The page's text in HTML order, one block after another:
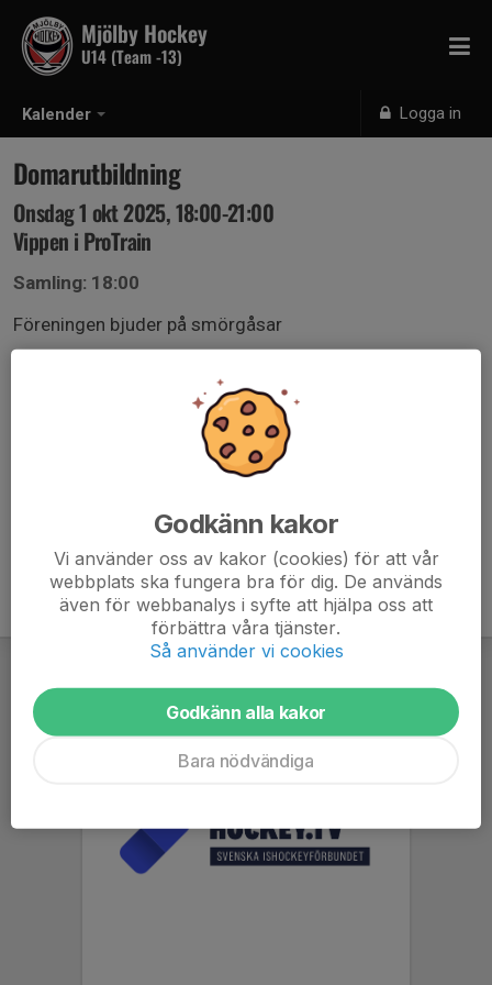
Kalender Logga in
Mjölby Hockey
U14 (Team -13)
Domarutbildning
Onsdag 1 okt 2025, 18:00-21:00
Vippen i ProTrain
Samling: 18:00
Föreningen bjuder på smörgåsar
Godkänn kakor
Vi använder oss av kakor (cookies) för att vår
webbplats ska fungera bra för dig. De används
även för webbanalys i syfte att hjälpa oss att
förbättra våra tjänster.
Så använder vi cookies
Godkänn alla kakor
Bara nödvändiga